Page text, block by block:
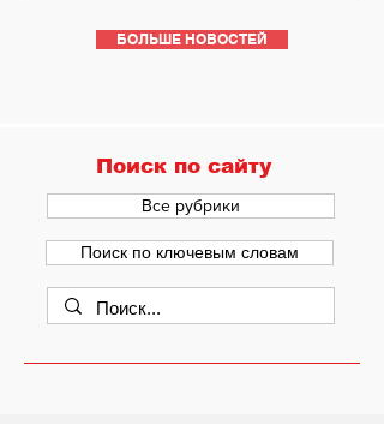
БОЛЬШЕ НОВОСТЕЙ
Поиск по сайту
Все рубрики
Поиск по ключевым словам